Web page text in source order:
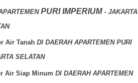
PURI IMPERIUM- JAKARTA
Air Tanah DI DAERAH APARTEMEN PURI
SELATAN
Air Siap Minum DI DAERAH APARTEMEN